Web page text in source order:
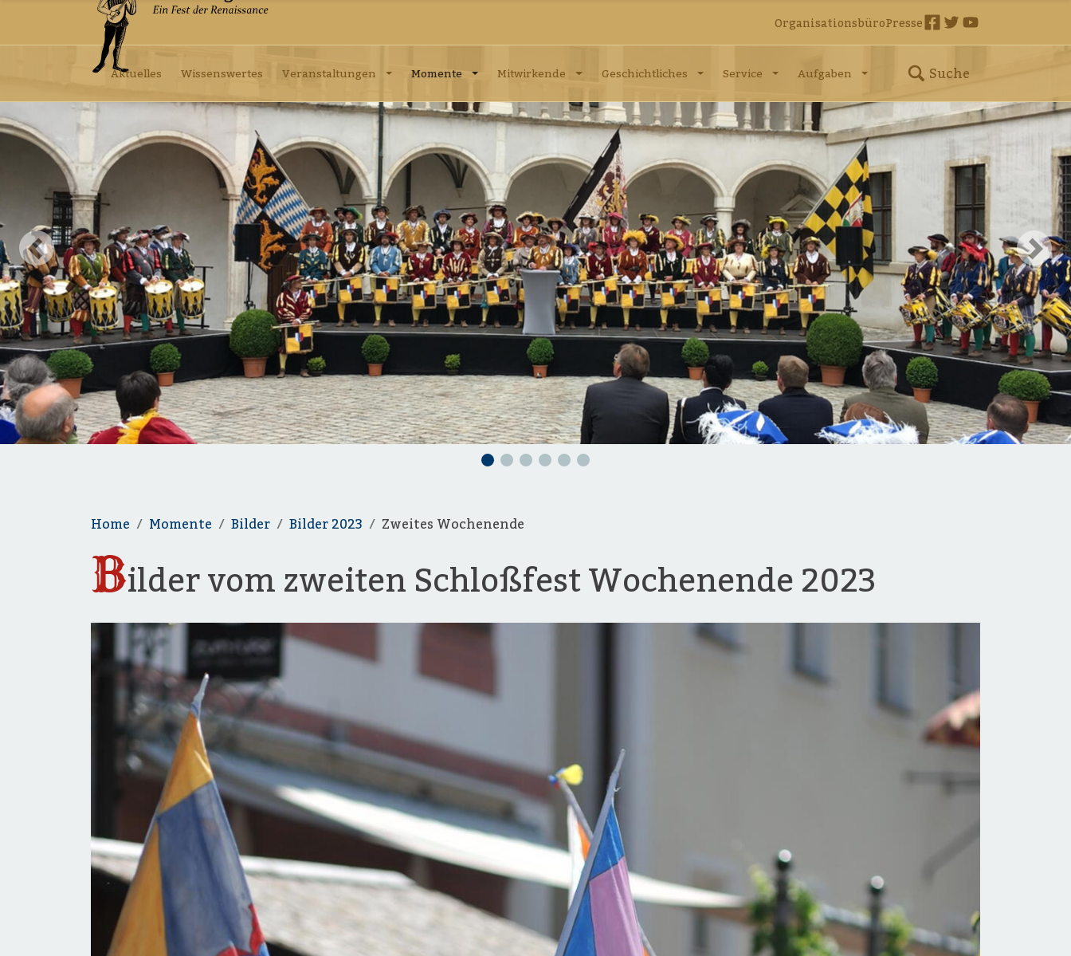
OrganisationsbüroPresse
Aktuelles Wissenswertes Veranstaltungen Momente Mitwirkende Geschichtliches Service Aufgaben Suche
Home Momente Bilder Bilder 2023 Zweites Wochenende
Bilder vom zweiten Schloßfest Wochenende 2023